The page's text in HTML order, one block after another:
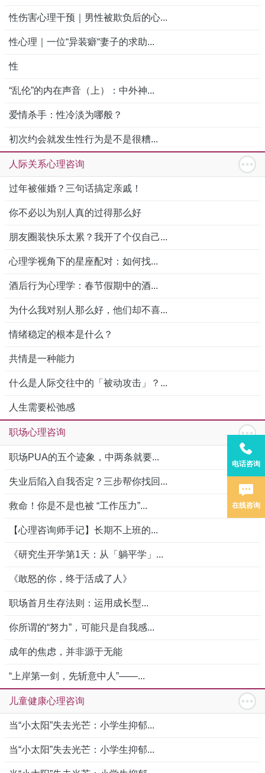
性伤害心理干预｜男性被欺负后的心...
性心理｜一位“异装癖“妻子的求助...
性
“乱伦”的内在声音（上）：中外神...
爱情杀手：性冷淡为哪般？
初次约会就发生性行为是不是很糟...
人际关系心理咨询
过年被催婚？三句话搞定亲戚！
你不必以为别人真的过得那么好
朋友圈装快乐太累？我开了个仅自己...
心理学视角下的星座配对：如何找...
酒后行为心理学：春节假期中的酒...
为什么我对别人那么好，他们却不喜...
情绪稳定的根本是什么？
共情是一种能力
什么是人际交往中的「被动攻击」？...
人生需要松弛感
职场心理咨询
职场PUA的五个迹象，中两条就要...
失业后陷入自我否定？三步帮你找回...
救命！你是不是也被 “工作压力”...
【心理咨询师手记】长期不上班的...
《研究生开学第1天：从「躺平学」...
《敢怒的你，终于活成了人》
职场首月生存法则：运用成长型...
你所谓的“努力”，可能只是自我感...
成年的焦虑，并非源于无能
“上岸第一剑，先斩意中人”——...
儿童健康心理咨询
当“小太阳”失去光芒：小学生抑郁...
当“小太阳”失去光芒：小学生抑郁...
电话咨询
在线咨询